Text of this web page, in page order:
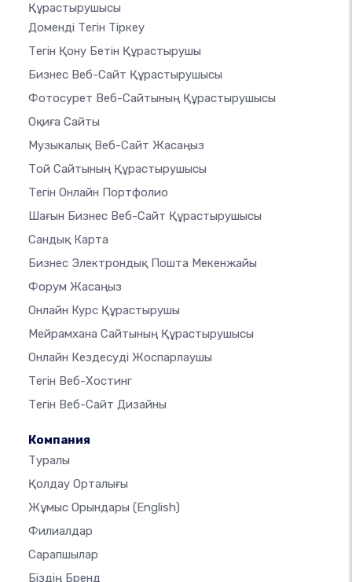
Құрастырушысы
Доменді Тегін Тіркеу
Тегін Қону Бетін Құрастырушы
Бизнес Веб-Сайт Құрастырушысы
Фотосурет Веб-Сайтының Құрастырушысы
Оқиға Сайты
Музыкалық Веб-Сайт Жасаңыз
Той Сайтының Құрастырушысы
Тегін Онлайн Портфолио
Шағын Бизнес Веб-Сайт Құрастырушысы
Сандық Карта
Бизнес Электрондық Пошта Мекенжайы
Форум Жасаңыз
Онлайн Курс Құрастырушы
Мейрамхана Сайтының Құрастырушысы
Онлайн Кездесуді Жоспарлаушы
Тегін Веб-Хостинг
Тегін Веб-Сайт Дизайны
Компания
Туралы
Қолдау Орталығы
Жұмыс Орындары (English)
Филиалдар
Сарапшылар
Біздің Бренд